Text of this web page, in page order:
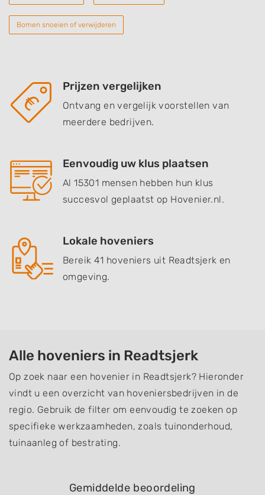
Bomen snoeien of verwijderen
Prijzen vergelijken
Ontvang en vergelijk voorstellen van
meerdere bedrijven.
Eenvoudig uw klus plaatsen
Al 15301 mensen hebben hun klus
succesvol geplaatst op Hovenier.nl.
Lokale hoveniers
Bereik 41 hoveniers uit Readtsjerk en
omgeving.
Alle hoveniers in Readtsjerk
Op zoek naar een hovenier in Readtsjerk? Hieronder
vindt u een overzicht van hoveniersbedrijven in de
regio. Gebruik de filter om eenvoudig te zoeken op
specifieke werkzaamheden, zoals tuinonderhoud,
tuinaanleg of bestrating.
Gemiddelde beoordeling